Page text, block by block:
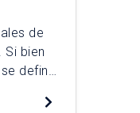
de
bien
define